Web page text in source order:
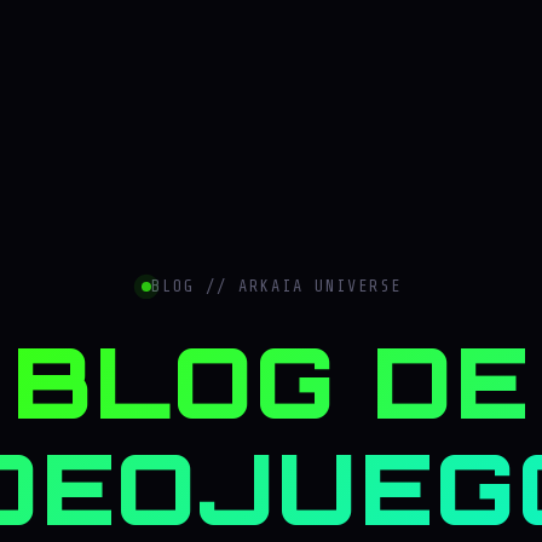
BLOG // ARKAIA UNIVERSE
BLOG DE